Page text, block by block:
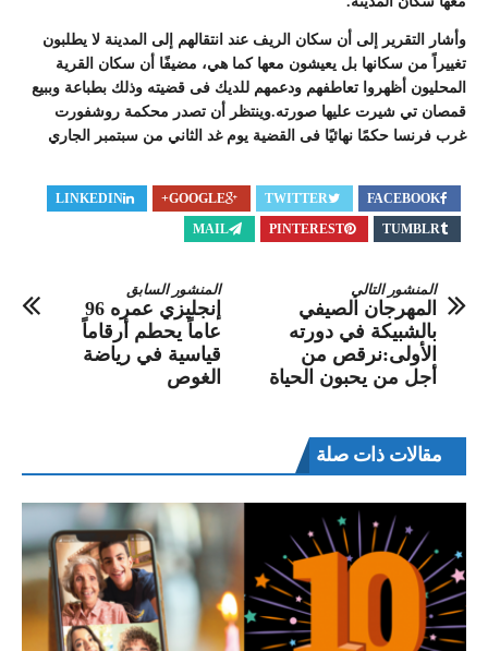
وأشار التقرير إلى أن سكان الريف عند انتقالهم إلى المدينة لا يطلبون
تغييراً من سكانها بل يعيشون معها كما هي، مضيفًا أن سكان القرية
المحليون أظهروا تعاطفهم ودعمهم للديك فى قضيته وذلك بطباعة وببيع
قمصان تي شيرت عليها صورته.وينتظر أن تصدر محكمة روشفورت
غرب فرنسا حكمًا نهائيًا فى القضية يوم غد الثاني من سبتمبر الجاري
FACEBOOK
TWITTER
GOOGLE+
LINKEDIN
TUMBLR
PINTEREST
MAIL
المنشور السابق
إنجليزي عمره 96
عاماً يحطم أرقاماً
قياسية في رياضة
الغوص
المنشور التالي
المهرجان الصيفي
بالشبيكة في دورته
الأولى:نرقص من
أجل من يحبون الحياة
مقالات ذات صلة